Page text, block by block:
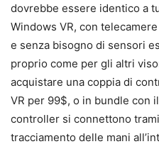
dovrebbe essere identico a
Windows VR, con
e senza bisogno di sensori
proprio come per gli altri
acquistare una coppia di
VR per 99$, o in bundle con
controller si connettono
tracciamento delle mani